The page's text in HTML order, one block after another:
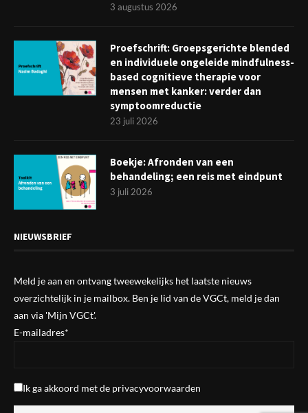
3 augustus 2026
Proefschrift: Groepsgerichte blended
en individuele ongeleide mindfulness-
based cognitieve therapie voor
mensen met kanker: verder dan
symptoomreductie
23 juli 2026
Boekje: Afronden van een
behandeling; een reis met eindpunt
3 juli 2026
NIEUWSBRIEF
Meld je aan en ontvang tweewekelijks het laatste nieuws
overzichtelijk in je mailbox. Ben je lid van de VGCt, meld je dan
aan via 'Mijn VGCt'.
E-mailadres*
Ik ga akkoord met de privacyvoorwaarden